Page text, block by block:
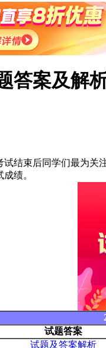
答案及解
试结束后同学们最为
绩。
试题答案
试题及答案解析